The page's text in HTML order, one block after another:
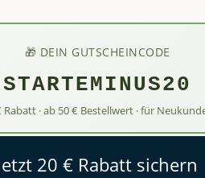
🎁 DEIN GUTSCHEINCODE
STARTEMINUS20
Rabatt · ab 50 € Bestellwert · für
20 € Rabatt sichern